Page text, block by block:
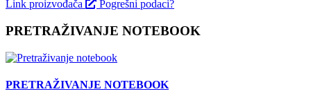
Link proizvođača Pogrešni podaci?
PRETRAŽIVANJE NOTEBOOK
PRETRAŽIVANJE NOTEBOOK